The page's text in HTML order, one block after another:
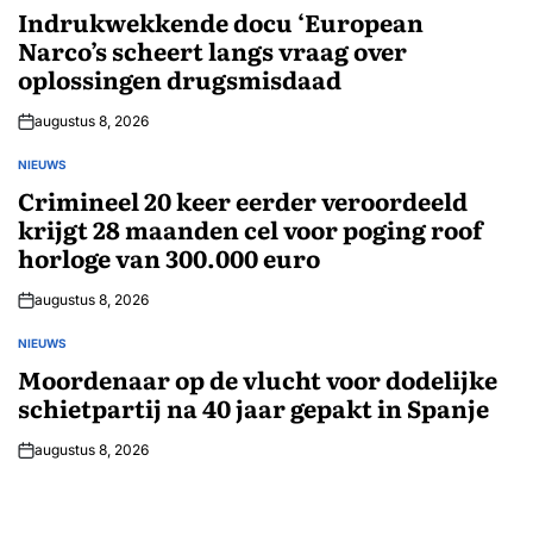
Indrukwekkende docu ‘European
Narco’s scheert langs vraag over
oplossingen drugsmisdaad
augustus 8, 2026
GEPLAATST
NIEUWS
Crimineel 20 keer eerder veroordeeld
krijgt 28 maanden cel voor poging roof
horloge van 300.000 euro
augustus 8, 2026
GEPLAATST
NIEUWS
Moordenaar op de vlucht voor dodelijke
schietpartij na 40 jaar gepakt in Spanje
augustus 8, 2026